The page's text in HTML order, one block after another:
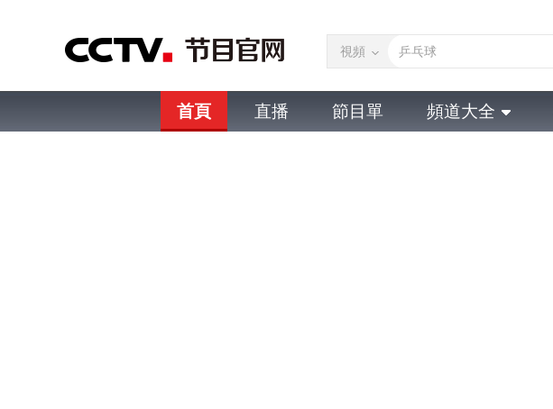
視頻
首頁 直播 節目單 頻道大全